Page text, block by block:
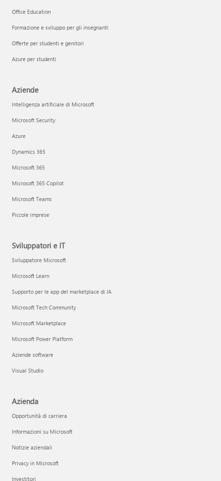
Office Education
Formazione e sviluppo per gli insegnanti
Offerte per studenti e genitori
Azure per studenti
Aziende
Intelligenza artificiale di Microsoft
Microsoft Security
Azure
Dynamics 365
Microsoft 365
Microsoft 365 Copilot
Microsoft Teams
Piccole imprese
Sviluppatori e IT
Sviluppatore Microsoft
Microsoft Learn
Supporto per le app del marketplace di IA
Microsoft Tech Community
Microsoft Marketplace
Microsoft Power Platform
Aziende software
Visual Studio
Azienda
Opportunità di carriera
Informazioni su Microsoft
Notizie aziendali
Privacy in Microsoft
Investitori